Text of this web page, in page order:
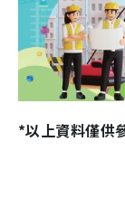
*以上資料僅供